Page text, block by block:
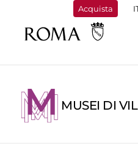
Acquista
MUSEI DI